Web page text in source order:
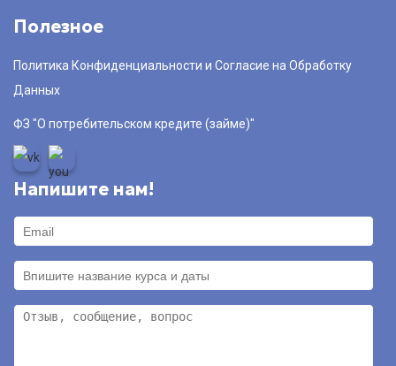
Полезное
Политика Конфиденциальности и Согласие на Обработку
Данных
ФЗ "О потребительском кредите (займе)"
Напишите нам!